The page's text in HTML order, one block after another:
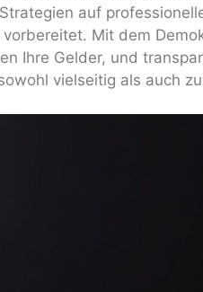
auf
Mit dem
Ihre Gelder, und
vielseitig als auch